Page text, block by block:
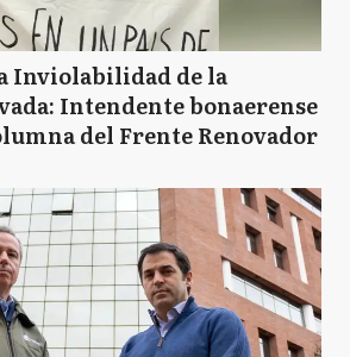
Inviolabilidad de la
Intendente bonaerense
del Frente Renovador